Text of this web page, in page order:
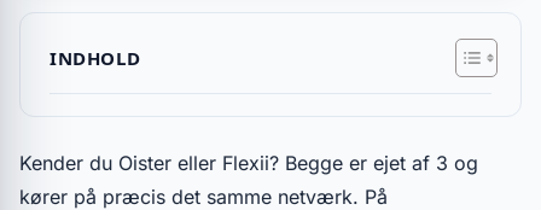
INDHOLD
Kender du Oister eller Flexii? Begge er ejet af 3 og
kører på præcis det samme netværk. På